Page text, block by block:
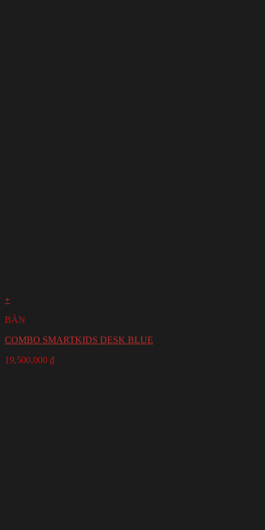
+
BÀN
COMBO SMARTKIDS DESK BLUE
19,500,000 ₫